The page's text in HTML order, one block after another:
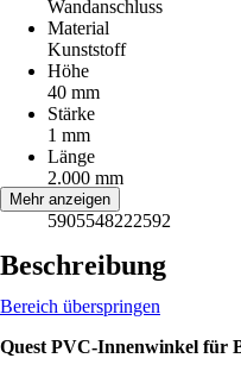
Wandanschluss
Material
Kunststoff
Höhe
40 mm
Stärke
1 mm
Länge
2.000 mm
EAN
5905548222592
Mehr anzeigen
Beschreibung
Bereich überspringen
Quest PVC-Innenwinkel für